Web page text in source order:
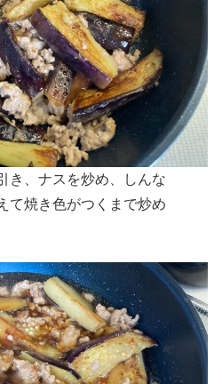
き、ナスを炒め、しんな
て焼き色がつくまで炒め